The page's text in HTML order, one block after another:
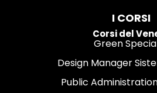
I CORSI
Corsi del
Green
Design Manager
Public